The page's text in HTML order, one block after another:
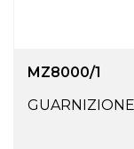
MZ8000/1